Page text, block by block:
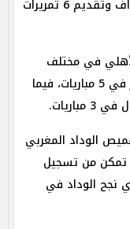
البطولات، نجح خلالهم في تسجيل 3 أهداف وتقديم 6 تمريرات
الأهلي في مختلف
البطولات، تمكن خلالهم من تحقيق الفوز في 5 مباريات، فيما
3 مباريات بقميص الوداد المغربي
تمكن من تسجيل
البطولة عام 2017، الذي نجح الوداد في